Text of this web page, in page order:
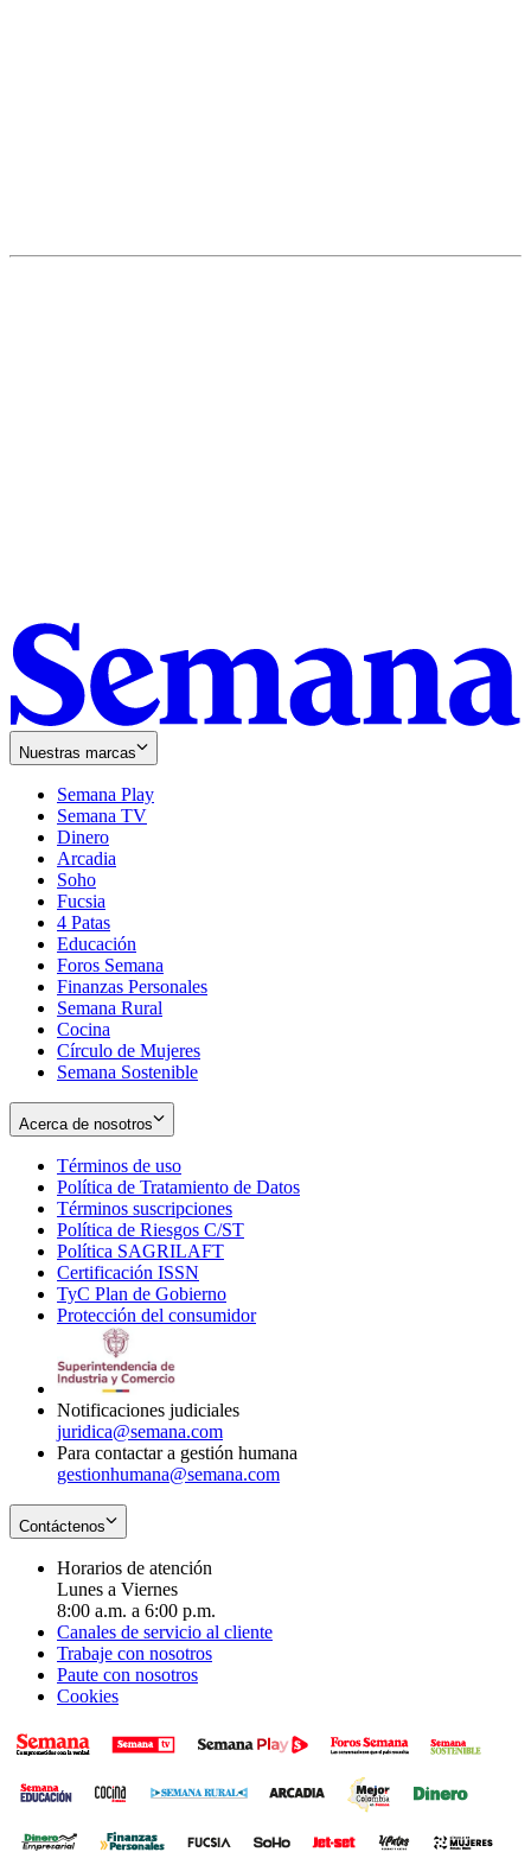
Nuestras marcas
Semana Play
Semana TV
Dinero
Arcadia
Soho
in
new
window
Fucsia
in
new
window
4 Patas
Educación
Foros Semana
Finanzas Personales
Semana Rural
Cocina
Círculo de Mujeres
Semana Sostenible
Acerca de nosotros
Términos de uso
in
new
window
Política de Tratamiento de Datos
Términos suscripciones
in
Política de Riesgos C/ST
Política SAGRILAFT
new
window
Certificación ISSN
in
new
TyC Plan de Gobierno
in
Protección del consumidorOpens
Notificaciones judiciales
juridica@semana.com
Para contactar a gestión humana
gestionhumana@semana.com
Contáctenos
Horarios de atención
Lunes a Viernes
8:00 a.m. a 6:00 p.m.
Canales de servicio al cliente
Trabaje con nosotros
Paute con nosotros
Cookies